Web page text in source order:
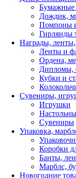
Бумажные
Дождик,
Помпоны
Гирлянды
Награды,
Ленты и
Ордена,
Дипломы,
Кубки и
Сувениры,
Игрушки
Сувениры
Упаковка,
Коробки
Банты,
Марблс,
Новогодние